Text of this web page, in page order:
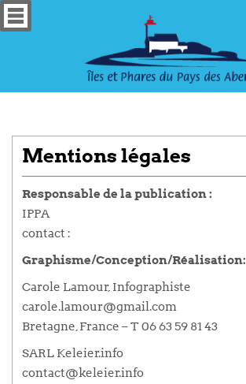
Mentions légales
Responsable de la publication :
IPPA
contact :
Graphisme/Conception/Réalisation:
Carole Lamour, Infographiste
carole.lamour@gmail.com
Bretagne, France – T 06 63 59 81 43
SARL Keleier.info
contact@keleier.info